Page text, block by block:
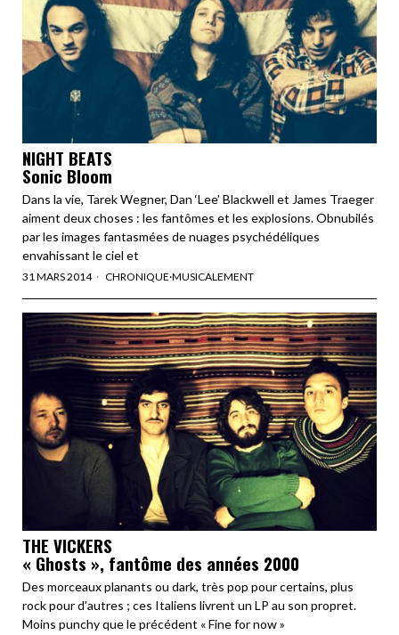
NIGHT BEATS
Sonic Bloom
Dans la vie, Tarek Wegner, Dan ‘Lee’ Blackwell et James Traeger
aiment deux choses : les fantômes et les explosions. Obnubilés
par les images fantasmées de nuages psychédéliques
envahissant le ciel et
31 MARS 2014 CHRONIQUE·MUSICALEMENT
THE VICKERS
« Ghosts », fantôme des années 2000
Des morceaux planants ou dark, très pop pour certains, plus
rock pour d’autres ; ces Italiens livrent un LP au son propret.
Moins punchy que le précédent « Fine for now »